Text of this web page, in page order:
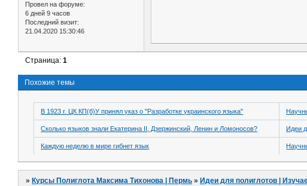
Провел на форуме:
6 дней 9 часов
Последний визит:
21.04.2020 15:30:46
Страница:1
Похожие темы
В 1923 г. ЦК КП(б)У принял указ о "Разработке украинского языка"
Сколько языков знали Екатерина II, Дзержинский, Ленин и Ломоносов? Идеи
Каждую неделю в мире гибнет язык
»Курсы Полиглота Максима Тихонова | Пермь »Идеи для полиглотов |